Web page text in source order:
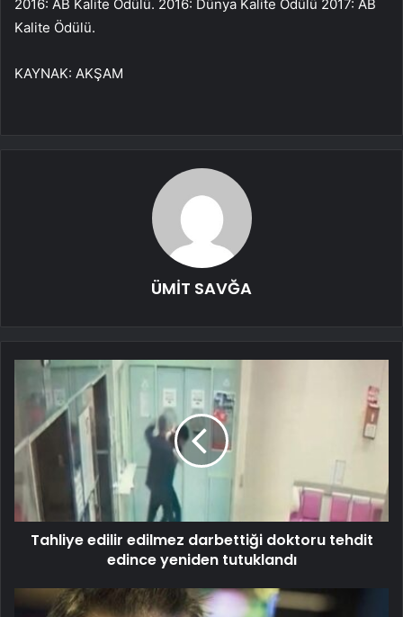
2016: AB Kalite Ödülü. 2016: Dünya Kalite Ödülü 2017: AB
Kalite Ödülü.
KAYNAK: AKŞAM
ÜMİT SAVĞA
Tahliye edilir edilmez darbettiği doktoru tehdit
edince yeniden tutuklandı